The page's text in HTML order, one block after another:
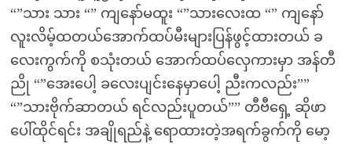
“”သား သား “” ကျနော်မထူး “”သားလေးထ “” ကျနော်
လူးလိမ့်ထတယ်အောက်ထပ်မီးများပြန်ဖွင့်ထားတယ် ခ
လေးကွက်ကို စသုံးတယ် အောက်ထပ်လှေကားမှာ အန်တီ
ညို “”အေးပေါ့ ခလေးပျင်းနေမှာပေါ့ ညီးကလည်း””
“”သားဗိုက်ဆာတယ် ရင်လည်းပူတယ်”” တီဗီရှေ့ ဆိုဖာ
ပေါ်ထိုင်ရင်း အချိုရည်နဲ့ ရောထားတဲ့အရက်ခွက်ကို မော့